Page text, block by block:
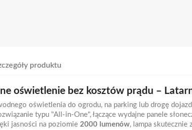
produktu
oświetlenie bez kosztów prądu –
oświetlenia do ogrodu, na parking lub drogę
typu "All-in-One", łączące wydajne panele
jasności na poziomie 2000 lumenów, lampa